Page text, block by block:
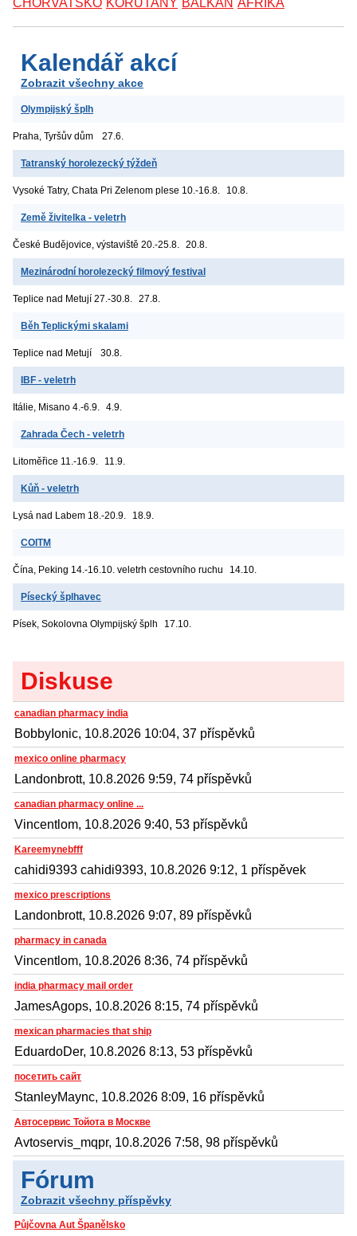
Kalendář akcí
Zobrazit všechny akce
Olympijský šplh
Praha, Tyršův dům 27.6.
Tatranský horolezecký týždeň
Vysoké Tatry, Chata Pri Zelenom plese 10.-16.8. 10.8.
Země živitelka - veletrh
České Budějovice, výstaviště 20.-25.8. 20.8.
Mezinárodní horolezecký filmový festival
Teplice nad Metují 27.-30.8. 27.8.
Běh Teplickými skalami
Teplice nad Metují 30.8.
IBF - veletrh
Itálie, Misano 4.-6.9. 4.9.
Zahrada Čech - veletrh
Litoměřice 11.-16.9. 11.9.
Kůň - veletrh
Lysá nad Labem 18.-20.9. 18.9.
COITM
Čína, Peking 14.-16.10. veletrh cestovního ruchu 14.10.
Písecký šplhavec
Písek, Sokolovna Olympijský šplh 17.10.
Diskuse
canadian pharmacy india
BobbyIonic, 10.8.2026 10:04, 37 příspěvků
mexico online pharmacy
Landonbrott, 10.8.2026 9:59, 74 příspěvků
canadian pharmacy online ...
Vincentlom, 10.8.2026 9:40, 53 příspěvků
Kareemynebfff
cahidi9393 cahidi9393, 10.8.2026 9:12, 1 příspěvek
mexico prescriptions
Landonbrott, 10.8.2026 9:07, 89 příspěvků
pharmacy in canada
Vincentlom, 10.8.2026 8:36, 74 příspěvků
india pharmacy mail order
JamesAgops, 10.8.2026 8:15, 74 příspěvků
mexican pharmacies that ship
EduardoDer, 10.8.2026 8:13, 53 příspěvků
посетить сайт
StanleyMaync, 10.8.2026 8:09, 16 příspěvků
Автосервис Тойота в Москве
Avtoservis_mqpr, 10.8.2026 7:58, 98 příspěvků
Fórum
Zobrazit všechny příspěvky
Půjčovna Aut Španělsko